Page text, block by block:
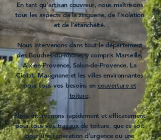
En tant qu’artisan couvreur, nous maîtrisons
tous les aspects de lazinguerie, de l'isolation
et de l'étanchéité.
Nous intervenons dans tout le département
des Bouches-du-Rhône, y compris Marseille,
Aix-en-Provence,Salon-de-Provence, La
Ciotat,Marignaneet les villes environnantes
pour tous vos besoins en couverture et
toiture.
Nous intervenons rapidement et efficacement
pour tous vostravaux de toiture, que ce soit
pour uneréparation d'urgenceou une